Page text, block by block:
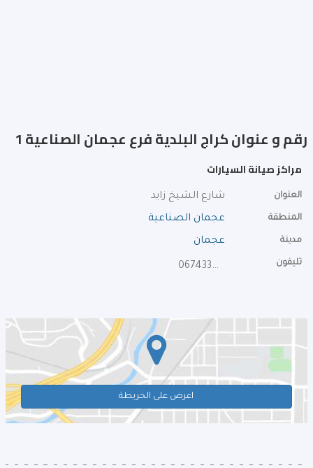
رقم و عنوان كراج البلدية فرع عجمان الصناعية 1
مراكز صيانة السيارات
العنوان شارع الشيخ زايد
المنطقة عجمان الصناعية
مدينة عجمان
تليفون 067433322
اعرض على الخريطة